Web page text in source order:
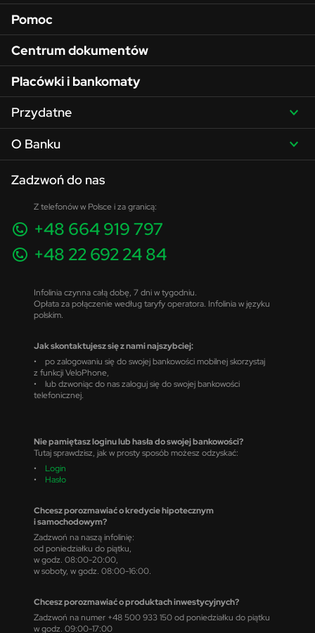
Pomoc
Centrum dokumentów
Placówki i bankomaty
Przydatne
O Banku
Zadzwoń do nas
Z telefonów w Polsce i za granicą:
+48 664 919 797
+48 22 692 24 84
Infolinia czynna całą dobę, 7 dni w tygodniu.
Opłata za połączenie według taryfy operatora. Infolinia w języku
polskim.
Jak skontaktujesz się z nami najszybciej:
• po zalogowaniu się do swojej bankowości mobilnej skorzystaj
z funkcji VeloPhone,
• lub dzwoniąc do nas zaloguj się do swojej bankowości
telefonicznej.
Nie pamiętasz loginu lub hasła do swojej bankowości?
Tutaj sprawdzisz, jak w prosty sposób możesz odzyskać:
• Login
• Hasło
Chcesz porozmawiać o kredycie hipotecznym
i samochodowym?
Zadzwoń na naszą infolinię:
od poniedziałku do piątku,
w godz. 08:00-20:00,
w soboty, w godz. 08:00-16:00.
Chcesz porozmawiać o produktach inwestycyjnych?
Zadzwoń na numer +48 500 933 150 od poniedziałku do piątku
w godz. 09:00-17:00